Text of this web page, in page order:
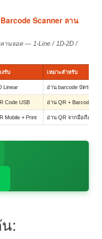
Barcode Scanner ลาน
ลานจอด — 1-Line / 1D-2D /
งรับ เหมาะสำหรับ
Linear อ่าน barcode บัตรจอด
Code USB อ่าน QR + Barcode
Mobile + Print อ่าน QR จากมือถือ +
: